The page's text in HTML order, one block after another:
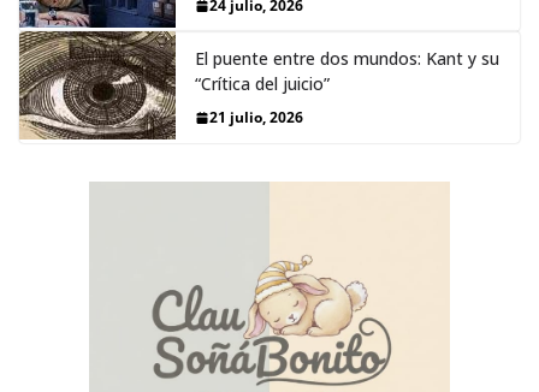
24 julio, 2026
El puente entre dos mundos: Kant y su
“Crítica del juicio”
21 julio, 2026